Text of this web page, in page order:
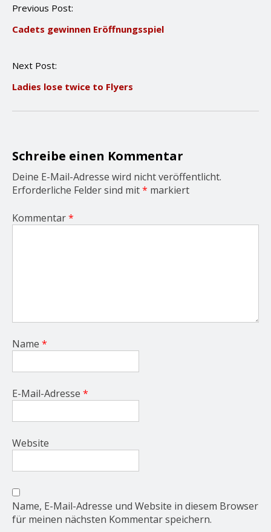
P
s
a
i
o
n
Previous Post:
Cadets gewinnen Eröffnungsspiel
Next Post:
Ladies lose twice to Flyers
Schreibe einen Kommentar
Deine E-Mail-Adresse wird nicht veröffentlicht.
Erforderliche Felder sind mit* markiert
Kommentar*
Name *
E-Mail-Adresse *
Website
Name, E-Mail-Adresse und Website in diesem Browser
für meinen nächsten Kommentar speichern.